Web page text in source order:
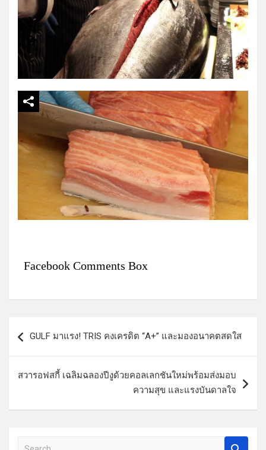
Facebook Comments Box
GULF มาแรง! TRIS คงเครดิต “A+” และมองอนาคตสดใส
สวารอฟสกี้ เฉลิมฉลองปีงูด้วยคอลเลกชันใหม่พร้อมส่งมอบ
ความสุข และแรงบันดาลใจ